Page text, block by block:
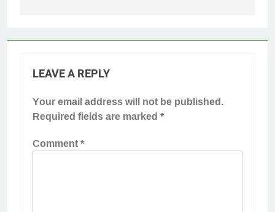
LEAVE A REPLY
Your email address will not be published.
Required fields are marked*
Comment*